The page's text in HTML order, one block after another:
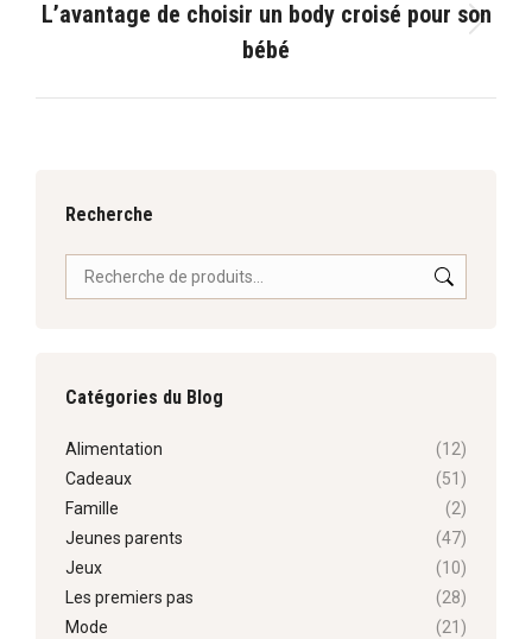
suivant
:
L’avantage de choisir un body croisé pour son
bébé
Recherche
Catégories du Blog
Alimentation
(12)
Cadeaux
(51)
Famille
(2)
Jeunes parents
(47)
Jeux
(10)
Les premiers pas
(28)
Mode
(21)